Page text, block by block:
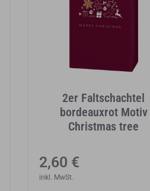
2er Faltschachtel
bordeauxrot Motiv
Christmas tree
Normaler
Preis
2,60 €
inkl. MwSt.